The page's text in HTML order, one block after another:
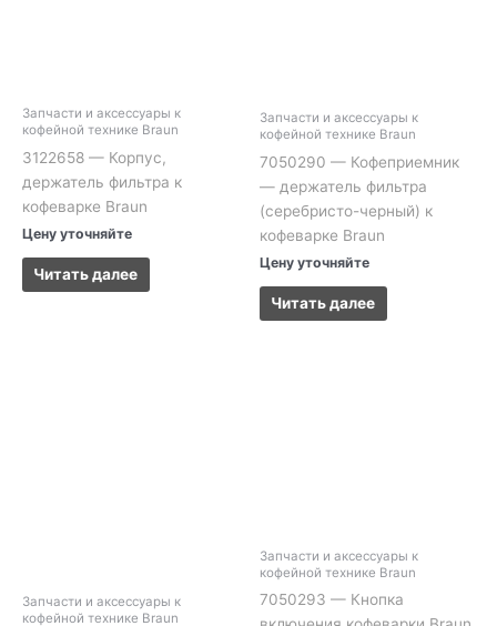
Запчасти и аксессуары к
кофейной технике Braun
3122658 — Корпус,
держатель фильтра к
кофеварке Braun
Цену уточняйте
Читать далее
Запчасти и аксессуары к
кофейной технике Braun
7050290 — Кофеприемник
— держатель фильтра
(серебристо-черный) к
кофеварке Braun
Цену уточняйте
Читать далее
Запчасти и аксессуары к
кофейной технике Braun
Запчасти и аксессуары к
кофейной технике Braun
7050293 — Кнопка